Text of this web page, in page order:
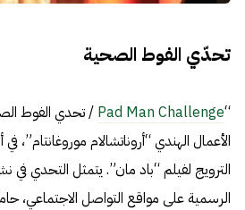
تحدّي الفوط الصحية
“
Pad Man Challenge / تحدي الفوط
الأعمال الهندي “أروناتشالام موروغانتام”،
الترويج لفيلم “باد مان”. يتمثل التحدي
الرسمية على مواقع التواصل الاجتماعي،